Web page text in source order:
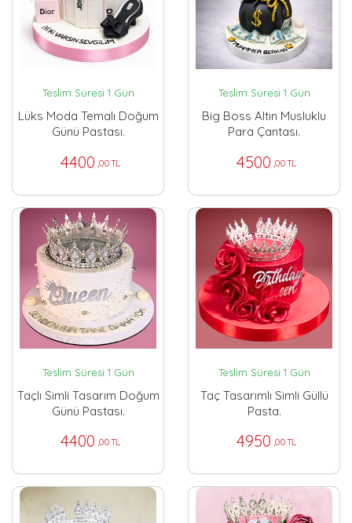
Teslim Süresi 1 Gün
Lüks Moda Temalı Doğum
Günü Pastası.
4400 ,00 TL
Teslim Süresi 1 Gün
Big Boss Altın Musluklu
Para Çantası.
4500 ,00 TL
Teslim Süresi 1 Gün
Taçlı Simli Tasarım Doğum
Günü Pastası.
4400 ,00 TL
Teslim Süresi 1 Gün
Taç Tasarımlı Simli Güllü
Pasta.
4950 ,00 TL